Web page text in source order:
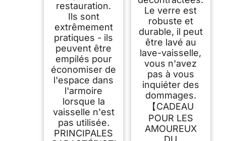
restauration.
Ils sont
extrêmement
pratiques - ils
peuvent être
empilés pour
économiser de
l'espace dans
l'armoire
lorsque la
vaisselle n'est
pas utilisée.
PRINCIPALES
Le verre est
robuste et
durable, il peut
être lavé au
lave-vaisselle,
vous n'avez
pas à vous
inquiéter des
dommages.
【CADEAU
POUR LES
AMOUREUX